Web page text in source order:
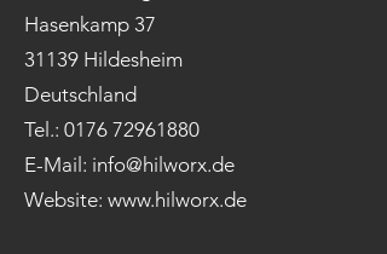
Hasenkamp 37
31139 Hildesheim
Deutschland
Tel.: 0176 72961880
E-Mail: info@hilworx.de
Website: www.hilworx.de